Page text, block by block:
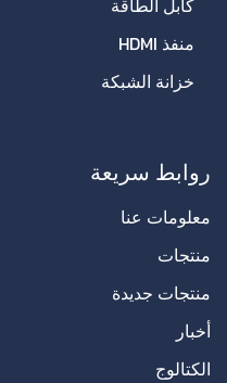
منفذ HDMI
خزانة الشبكة
روابط سريعة
معلومات عنا
منتجات
منتجات جديدة
أخبار
الكتالوج